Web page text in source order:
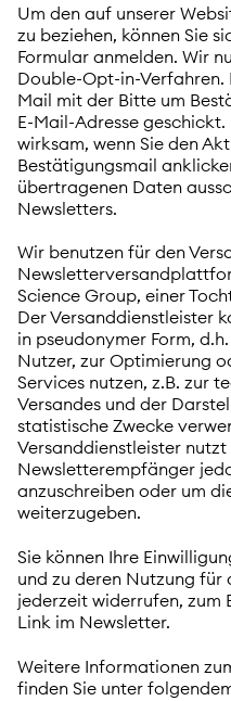
Um den auf unserer
zu beziehen, können Sie
Formular anmelden. Wir
Double-Opt-in-Verfahren.
Mail mit der Bitte um
E-Mail-Adresse
wirksam, wenn Sie den
Bestätigungsmail
übertragenen Daten
Newsletters.
Wir benutzen für den
Science Group, einer
Der Versanddienstleister
in pseudonymer Form,
Nutzer, zur Optimierung
Services nutzen, z.B. zur
Versandes und der
statistische Zwecke
Versanddienstleister
Newsletterempfänger
anzuschreiben oder um
weiterzugeben.
Sie können Ihre
und zu deren Nutzung für
jederzeit widerrufen, zum
Link im Newsletter.
Weitere Informationen
finden Sie unter